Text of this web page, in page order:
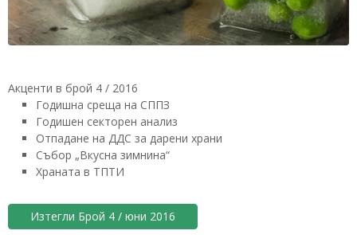
Акценти в брой 4 / 2016
Годишна среща на СППЗ
Годишен секторен анализ
Отпадане на ДДС за дарени храни
Събор „Вкусна зимнина“
Храната в ТПТИ
Изтегли Брой 4 / юни 2016